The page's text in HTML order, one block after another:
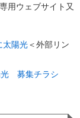
用ウェブサイト又
陽光＜外部リン
募集チラシ